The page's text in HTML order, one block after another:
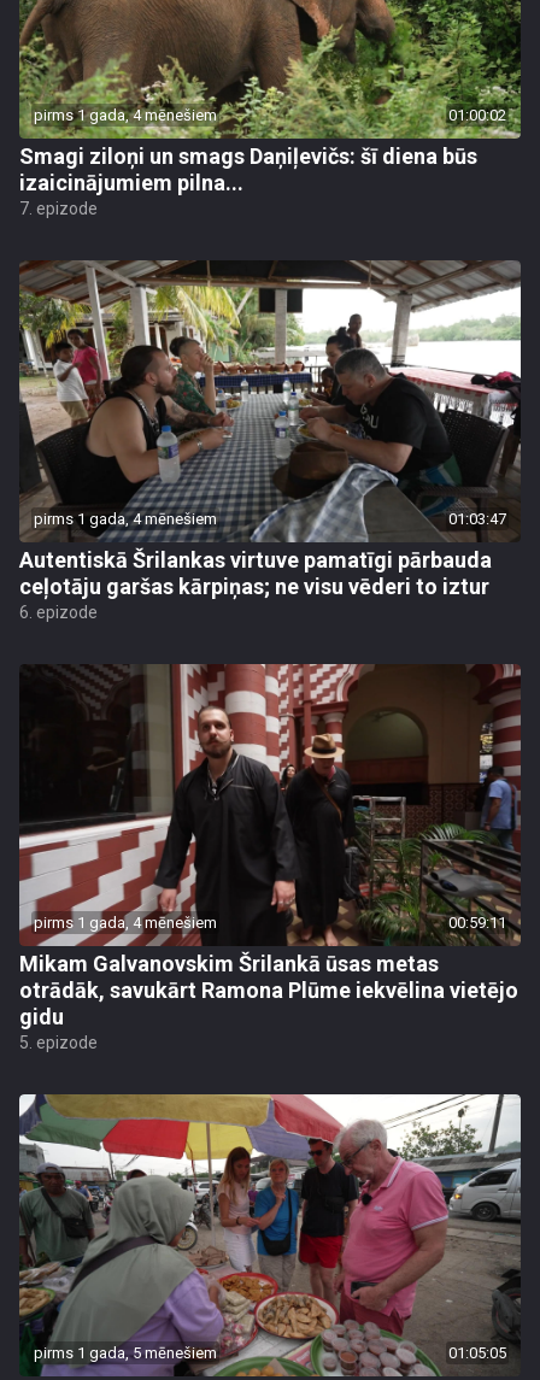
pirms 1 gada, 4 mēnešiem 01:00:02
Smagi ziloņi un smags Daņiļevičs: šī diena būs
izaicinājumiem pilna...
7. epizode
pirms 1 gada, 4 mēnešiem 01:03:47
Autentiskā Šrilankas virtuve pamatīgi pārbauda
ceļotāju garšas kārpiņas; ne visu vēderi to iztur
6. epizode
pirms 1 gada, 4 mēnešiem 00:59:11
Mikam Galvanovskim Šrilankā ūsas metas
otrādāk, savukārt Ramona Plūme iekvēlina vietējo
gidu
5. epizode
pirms 1 gada, 5 mēnešiem 01:05:05